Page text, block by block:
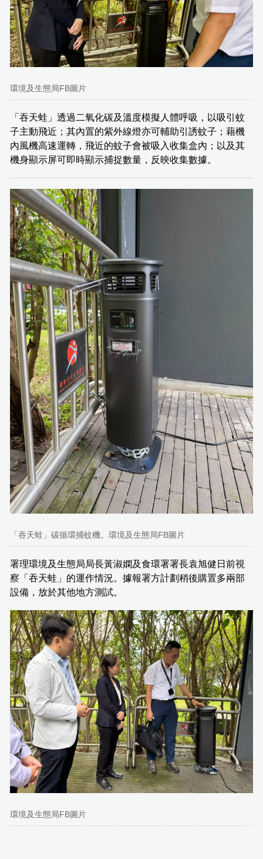
環境及生態局FB圖片
「吞天蛙」透過二氧化碳及溫度模擬人體呼吸，以吸引蚊
子主動飛近；其內置的紫外線燈亦可輔助引誘蚊子；藉機
內風機高速運轉，飛近的蚊子會被吸入收集盒內；以及其
機身顯示屏可即時顯示捕捉數量，反映收集數據。
「吞天蛙」碳循環捕蚊機。環境及生態局FB圖片
署理環境及生態局局長黃淑嫻及食環署署長袁旭健日前視
察「吞天蛙」的運作情況。據報署方計劃稍後購置多兩部
設備，放於其他地方測試。
環境及生態局FB圖片